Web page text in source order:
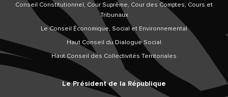
Conseil Constitutionnel, Cour Suprême, Cour des Comptes, Cours et
Tribunaux
Le Conseil Économique, Social et Environnemental
Haut Conseil du Dialogue Social
Haut Conseil des Collectivités Territoriales
Le Président de la République